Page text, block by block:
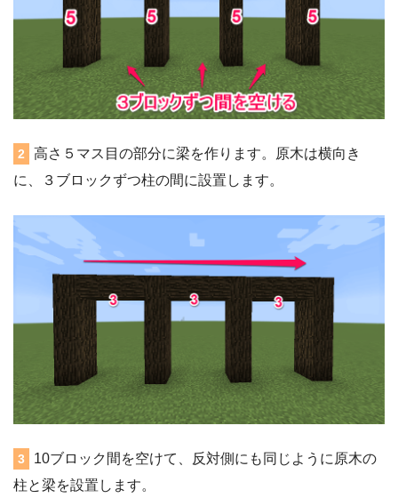
2
高さ５マス目の部分に梁を作ります。原木は横向き
に、３ブロックずつ柱の間に設置します。
3
10ブロック間を空けて、反対側にも同じように原木の
柱と梁を設置します。